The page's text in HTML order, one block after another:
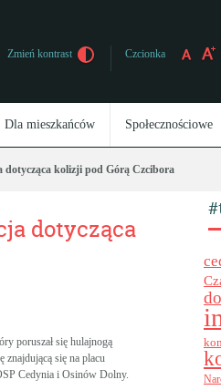
Zmień kontrast Czcionka
Dla mieszkańców Społecznościowe
dotycząca kolizji pod Górą Czcibora
dotycząca
poruszał się hulajnogą
znajdującą się na placu
Cedynia i Osinów Dolny.